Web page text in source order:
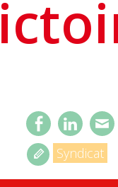
Syndicat